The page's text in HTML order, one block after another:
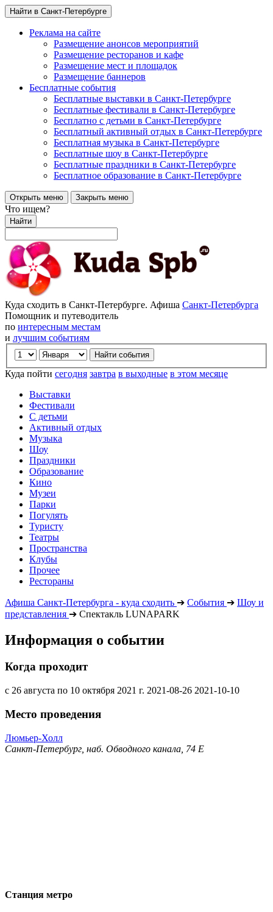
Найти в Санкт-Петербурге
Реклама на сайте
Размещение анонсов мероприятий
Размещение ресторанов и кафе
Размещение мест и площадок
Размещение баннеров
Бесплатные события
Бесплатные выставки в Санкт-Петербурге
Бесплатные фестивали в Санкт-Петербурге
Бесплатно с детьми в Санкт-Петербурге
Бесплатный активный отдых в Санкт-Петербурге
Бесплатная музыка в Санкт-Петербурге
Бесплатные шоу в Санкт-Петербурге
Бесплатные праздники в Санкт-Петербурге
Бесплатное образование в Санкт-Петербурге
Открыть меню Закрыть меню
Что ищем?
Найти
Куда сходить в Санкт-Петербурге. Афиша Санкт-Петербурга
Помощник и путеводитель
по интересным местам
и лучшим событиям
Куда пойти сегодня завтра в выходные в этом месяце
Выставки
Фестивали
С детьми
Активный отдых
Музыка
Шоу
Праздники
Образование
Кино
Музеи
Парки
Погулять
Туристу
Театры
Пространства
Клубы
Прочее
Рестораны
Афиша Санкт-Петербурга - куда сходить ➔ События ➔ Шоу и
представления ➔ Спектакль LUNAPARK
Информация о событии
Когда проходит
с 26 августа по 10 октября 2021 г. 2021-08-26 2021-10-10
Место проведения
Люмьер-Холл
Санкт-Петербург, наб. Обводного канала, 74 Е
Станция метро